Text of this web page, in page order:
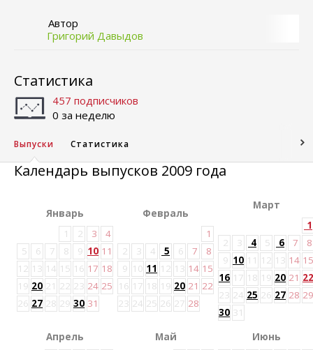
Автор
Григорий Давыдов
Статистика
457 подписчиков
0 за неделю
Выпуски Статистика
Календарь выпусков 2009 года
Январь
1
2 3
4
5
6 7 8 9 10 11
12 13 14 15 16 17 18
19 20 21 22 23 24 25
26 27 28 29 30 31
Февраль
1
2
3 4 5 6 7
8
9 10 11 12 13 14 15
16 17 18 19 20 21 22
23 24 25 26 27 28
Март
1
2
3 4 5 6 7
8
9 10 11 12 13 14 15
16 17 18 19 20 21 22
23 24 25 26 27 28 29
30 31
Апрель
Май
Июнь